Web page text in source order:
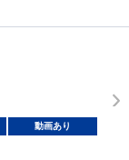
動画あり